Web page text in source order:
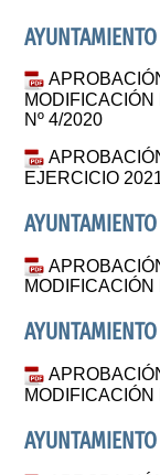
Nº 4/2020
EJERCICIO